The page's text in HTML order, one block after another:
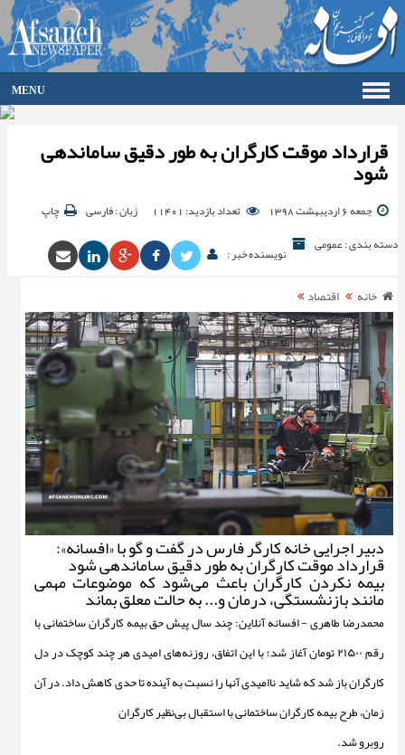
MENU
فرهنگ
اقتصاد
گزارش تصویری
گالری
جامعه
سیاست
حوادث
آرشیو
ارتباط با ما
قرارداد موقت کارگران به طور دقیق ساماندهی
شود
جمعه 6 اردیبهشت 1398 تعداد بازدید: 11401 زبان : فارسی
چاپ
دسته بندی : عمومی
نویسنده خبر :
خانه اقتصاد
دبیر اجرایی خانه کارگر فارس در گفت و گو با «افسانه»:
قرارداد موقت کارگران به طور دقیق ساماندهی شود
بیمه نکردن کارگران باعث می‌شود که موضوعات مهمی
مانند بازنشستگی، درمان و... به حالت معلق بماند
محمدرضا طاهری - افسانه آنلاین: چند سال پیش حق بیمه‌ کارگران ساختمانی با
رقم ۲۱۵۰۰ تومان آغاز شد؛ با این اتفاق، روزنه‌های امیدی هر چند کوچک در دل
کارگران باز شد که شاید ناامیدی آنها را نسبت به آینده تا حدی کاهش داد. در آن
زمان، طرح بیمه کارگران ساختمانی با استقبال بی‌نظیر کارگران
روبرو شد.